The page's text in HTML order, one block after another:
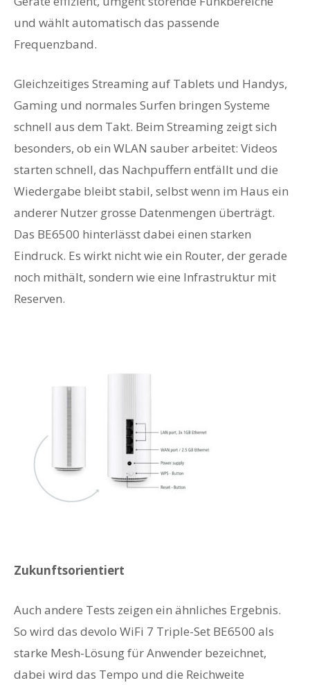
und wählt automatisch das passende
Frequenzband.
Gleichzeitiges Streaming auf Tablets und Handys,
Gaming und normales Surfen bringen Systeme
schnell aus dem Takt. Beim Streaming zeigt sich
besonders, ob ein WLAN sauber arbeitet: Videos
starten schnell, das Nachpuffern entfällt und die
Wiedergabe bleibt stabil, selbst wenn im Haus ein
anderer Nutzer grosse Datenmengen überträgt.
Das BE6500 hinterlässt dabei einen starken
Eindruck. Es wirkt nicht wie ein Router, der gerade
noch mithält, sondern wie eine Infrastruktur mit
Reserven.
Zukunftsorientiert
Auch andere Tests zeigen ein ähnliches Ergebnis.
So wird das devolo WiFi 7 Triple-Set BE6500 als
starke Mesh-Lösung für Anwender bezeichnet,
dabei wird das Tempo und die Reichweite